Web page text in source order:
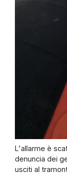
L'allarme è
denuncia dei
usciti al